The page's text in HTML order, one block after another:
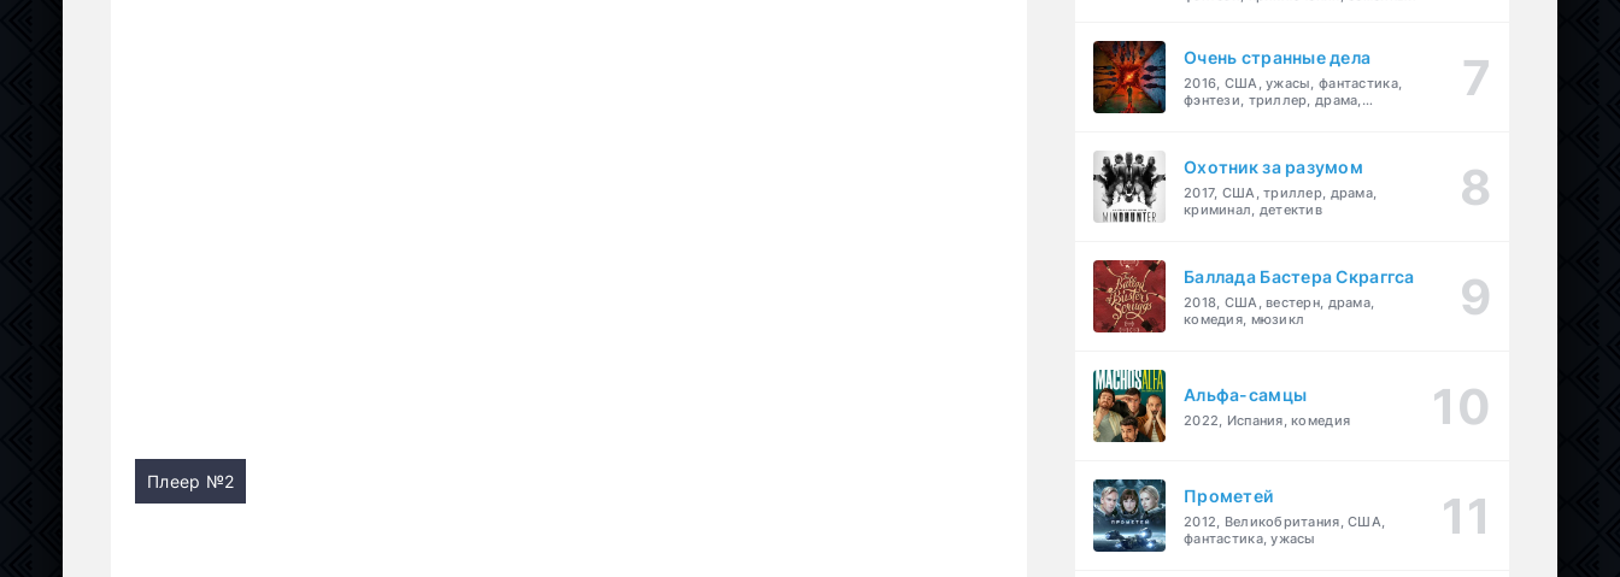
Плеер №2
Очень странные дела
2016, США, ужасы, фантастика,
фэнтези, триллер, драма,
Охотник за разумом
2017, США, триллер, драма,
криминал, детектив
Баллада Бастера Скраггса
2018, США, вестерн, драма,
комедия, мюзикл
Альфа-самцы
2022, Испания, комедия
Прометей
2012, Великобритания, США,
фантастика, ужасы